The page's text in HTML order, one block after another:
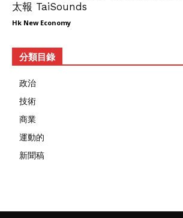
太報 TaiSounds
Hk New Economy
分類目錄
政治
技術
商業
運動的
新聞稿